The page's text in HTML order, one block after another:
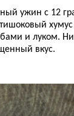
ужин с 12
и луком.
вкус.